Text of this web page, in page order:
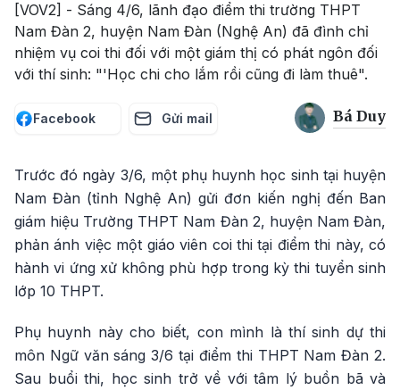
[VOV2] - Sáng 4/6, lãnh đạo điểm thi trường THPT
Nam Đàn 2, huyện Nam Đàn (Nghệ An) đã đình chỉ
nhiệm vụ coi thi đối với một giám thị có phát ngôn đối
với thí sinh: "'Học chi cho lắm rồi cũng đi làm thuê".
Facebook Gửi mail Bá Duy
Trước đó ngày 3/6, một phụ huynh học sinh tại huyện
Nam Đàn (tỉnh Nghệ An) gửi đơn kiến nghị đến Ban
giám hiệu Trường THPT Nam Đàn 2, huyện Nam Đàn,
phản ánh việc một giáo viên coi thi tại điểm thi này, có
hành vi ứng xử không phù hợp trong kỳ thi tuyển sinh
lớp 10 THPT.
Phụ huynh này cho biết, con mình là thí sinh dự thi
môn Ngữ văn sáng 3/6 tại điểm thi THPT Nam Đàn 2.
Sau buổi thi, học sinh trở về với tâm lý buồn bã và